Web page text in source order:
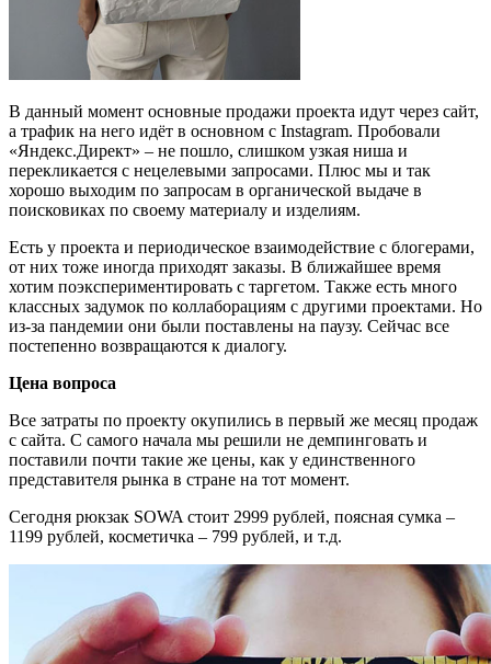
В данный момент основные продажи проекта идут через сайт,
а трафик на него идёт в основном с Instagram. Пробовали
«Яндекс.Директ» – не пошло, слишком узкая ниша и
перекликается с нецелевыми запросами. Плюс мы и так
хорошо выходим по запросам в органической выдаче в
поисковиках по своему материалу и изделиям.
Есть у проекта и периодическое взаимодействие с блогерами,
от них тоже иногда приходят заказы. В ближайшее время
хотим поэкспериментировать с таргетом. Также есть много
классных задумок по коллаборациям с другими проектами. Но
из-за пандемии они были поставлены на паузу. Сейчас все
постепенно возвращаются к диалогу.
Цена вопроса
Все затраты по проекту окупились в первый же месяц продаж
с сайта. С самого начала мы решили не демпинговать и
поставили почти такие же цены, как у единственного
представителя рынка в стране на тот момент.
Сегодня рюкзак SOWA стоит 2999 рублей, поясная сумка –
1199 рублей, косметичка – 799 рублей, и т.д.